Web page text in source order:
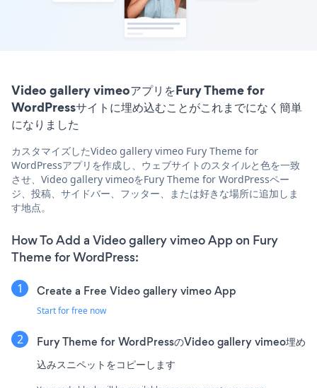
Video gallery vimeoアプリをFury Theme for
WordPressサイトに埋め込むことがこれまでになく簡単
になりました
カスタマイズしたVideo gallery vimeo Fury Theme for
WordPressアプリを作成し、ウェブサイトのスタイルと色を一致
させ、Video gallery vimeoをFury Theme for WordPressペー
ジ、投稿、サイドバー、フッター、または好きな場所に追加しま
す地点。
How To Add a Video gallery vimeo App on Fury
Theme for WordPress:
Create a Free Video gallery vimeo App
Start for free now
Fury Theme for WordPressのVideo gallery vimeo埋め
込みスニペットをコピーします